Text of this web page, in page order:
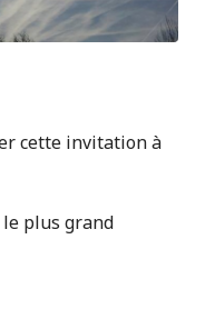
cette invitation à
plus grand